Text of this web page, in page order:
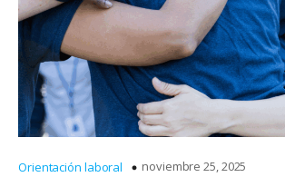
Orientación laboral noviembre 25, 2025